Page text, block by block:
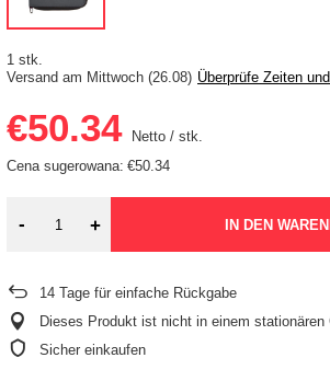
1 stk.
Versand am Mittwoch (26.08) Überprüfe Zeiten
€50.34 Netto / stk.
Cena sugerowana: €50.34
- + IN DEN
14 Tage für einfache Rückgabe
Dieses Produkt ist nicht in einem
Sicher einkaufen